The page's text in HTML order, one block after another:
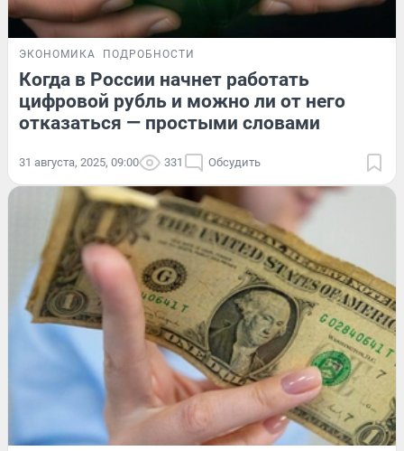
ЭКОНОМИКА ПОДРОБНОСТИ
Когда в России начнет работать
цифровой рубль и можно ли от него
отказаться — простыми словами
31 августа, 2025, 09:00 331 Обсудить